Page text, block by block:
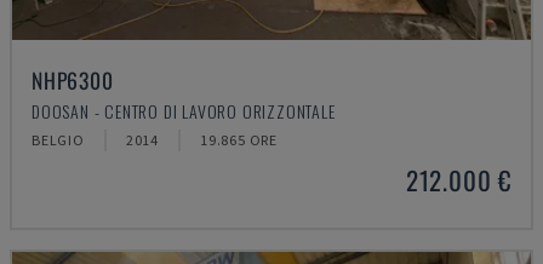
NHP6300
DOOSAN - CENTRO DI LAVORO ORIZZONTALE
BELGIO 2014 19.865 ORE
212.000 €